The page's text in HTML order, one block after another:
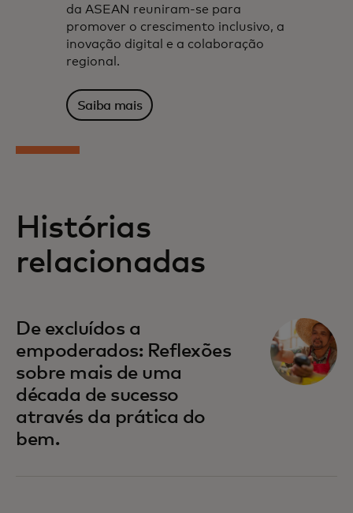
da ASEAN reuniram-se para
promover o crescimento inclusivo, a
inovação digital e a colaboração
regional.
Saiba mais
Histórias
relacionadas
De excluídos a
empoderados: Reflexões
sobre mais de uma
década de sucesso
através da prática do
bem.